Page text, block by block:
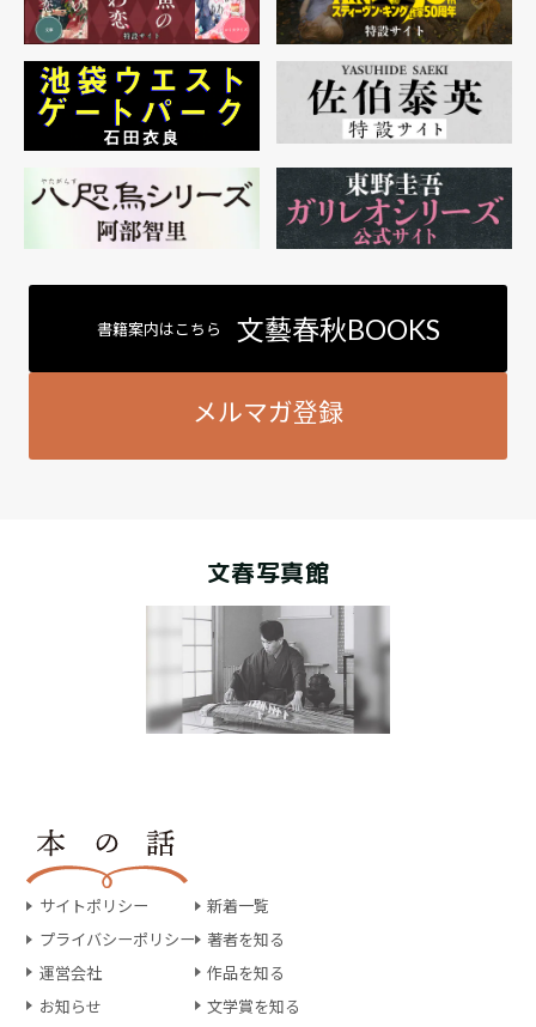
書籍案内はこちら 文藝春秋BOOKS
メルマガ登録
文春写真館
サイトポリシー
プライバシーポリシー
運営会社
お知らせ
新着一覧
著者を知る
作品を知る
文学賞を知る